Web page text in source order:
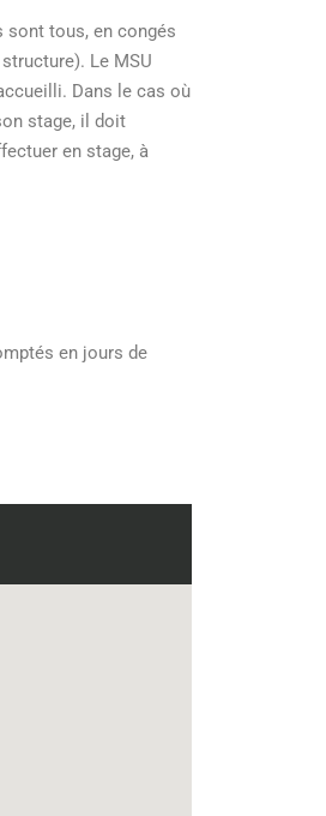
sont tous, en congés
Le MSU
Dans le cas où
stage, il doit
en stage, à
en jours de